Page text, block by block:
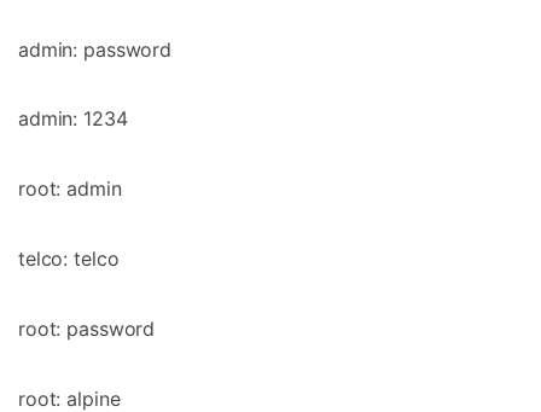
admin: password
admin: 1234
root: admin
telco: telco
root: password
root: alpine